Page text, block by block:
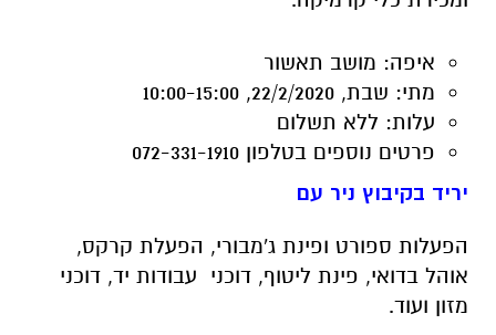
עלות:
ללא תשלום
יריד בקיבוץ ניר עם
הפעלות ספורט ופינת ג'מבורי, הפעלת קרקס,
אוהל בדואי, פינת ליטוף, דוכני עבודות יד, דוכני
מזון ועוד.
איפה: קיבוץ ניר עם
מתי: שבת, 22/2/2020, 10:00-15:00
עלות: